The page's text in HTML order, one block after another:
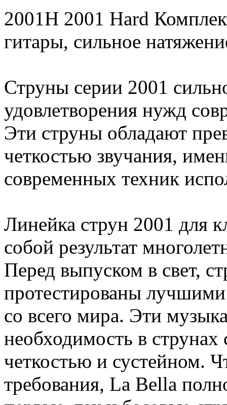
2001H 2001 Hard
гитары, сильное
Струны серии 2001
удовлетворения нужд
Эти струны обладают
четкостью звучания,
современных техник
Линейка струн 2001 для
собой результат
Перед выпуском в свет,
протестированы
со всего мира. Эти
необходимость в
четкостью и сустейном.
требования, La Bella